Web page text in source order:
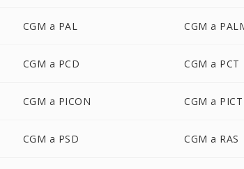
CGM a PAL CGM a
CGM a PCD CGM a PCT
CGM a PICON CGM a PICT
CGM a PSD CGM a RAS